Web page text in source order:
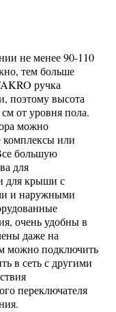
не менее 90-110
тем больше
ручка
поэтому высота
от уровня пола.
можно
комплексы или
большую
для
для крыши с
и наружными
очень удобны в
даже на
можно подключить
в сеть с другими
переключателя